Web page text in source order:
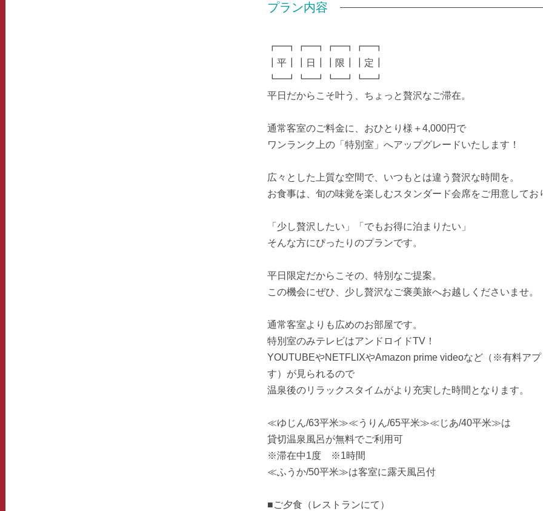
プラン内容
┏━┓┏━┓┏━┓┏━┓
┃平┃┃日┃┃限┃┃定┃
┗━┛┗━┛┗━┛┗━┛
平日だからこそ叶う、ちょっと贅沢なご滞在。
通常客室のご料金に、おひとり様＋4,000円で
ワンランク上の「特別室」へアップグレードいたします！
広々とした上質な空間で、いつもとは違う贅沢な時間を。
お食事は、旬の味覚を楽しむスタンダード会席をご用意してお
「少し贅沢したい」「でもお得に泊まりたい」
そんな方にぴったりのプランです。
平日限定だからこその、特別なご提案。
この機会にぜひ、少し贅沢なご褒美旅へお越しくださいませ。
通常客室よりも広めのお部屋です。
特別室のみテレビはアンドロイドTV！
YOUTUBEやNETFLIXやAmazon prime videoなど（※有料ア
す）が見られるので
温泉後のリラックスタイムがより充実した時間となります。
≪ゆじん/63平米≫≪うりん/65平米≫≪じあ/40平米≫は
貸切温泉風呂が無料でご利用可
※滞在中1度 ※1時間
≪ふうか/50平米≫は客室に露天風呂付
■ご夕食（レストランにて）